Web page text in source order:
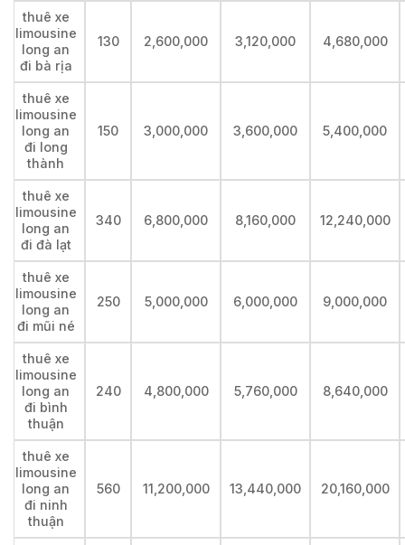
thuê xe
limousine
long an
đi bà rịa
130 2,600,000 3,120,000 4,680,000
thuê xe
limousine
long an
đi long
thành
150 3,000,000 3,600,000 5,400,000
thuê xe
limousine
long an
đi đà lạt
340 6,800,000 8,160,000 12,240,000
thuê xe
limousine
long an
đi mũi né
250 5,000,000 6,000,000 9,000,000
thuê xe
limousine
long an
đi bình
thuận
240 4,800,000 5,760,000 8,640,000
thuê xe
limousine
long an
đi ninh
thuận
560 11,200,000 13,440,000 20,160,000